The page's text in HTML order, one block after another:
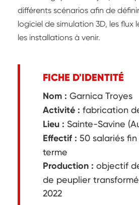
différents scénarios afin de
logiciel de simulation 3D, les flux
les installations à venir.
FICHE D'IDENTITÉ
Nom : Garnica Troyes
Activité : fabrication
Lieu : Sainte-Savine
Effectif : 50 salariés
terme
Production : objectif
de peuplier
2022